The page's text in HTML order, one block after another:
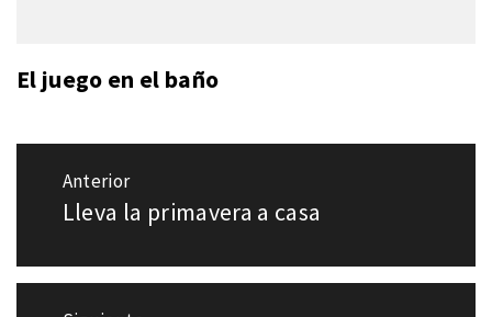
El juego en el baño
Navegación
Anterior
Entrada
Lleva la primavera a casa